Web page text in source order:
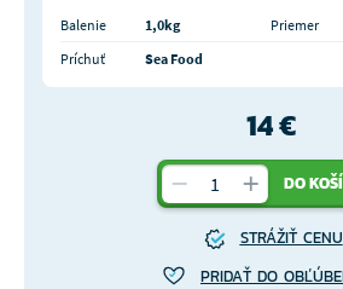
Balenie 1,0kg Priemer
Príchuť
Sea Food
14 €
DO
STRÁŽIŤ CENU
PRIDAŤ DO